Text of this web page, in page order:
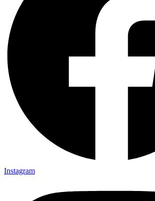
Instagram